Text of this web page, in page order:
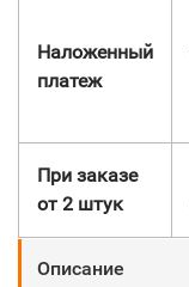
Наложенный
платеж
При заказе
от 2 штук
Описание